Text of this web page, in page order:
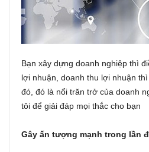
Bạn xây dựng doanh nghiệp thì
lợi nhuận, doanh thu lợi nhuận
đó, đó là nổi trăn trở của doanh
tôi để giải đáp mọi thắc cho bạn
Gây ấn tượng mạnh trong lần